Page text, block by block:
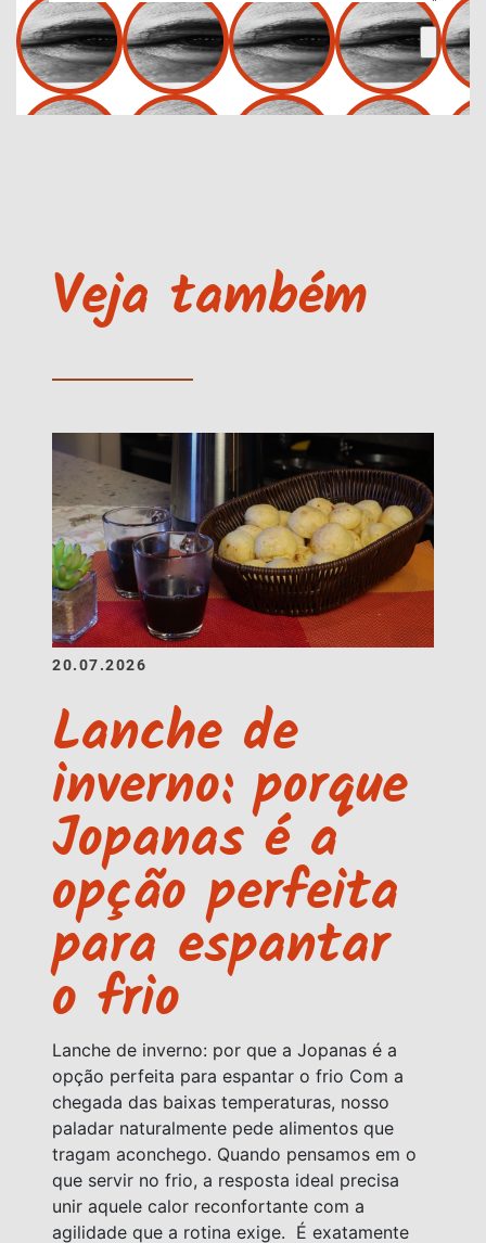
Veja também
20.07.2026
Lanche de
inverno: porque
Jopanas é a
opção perfeita
para espantar
o frio
Lanche de inverno: por que a Jopanas é a
opção perfeita para espantar o frio Com a
chegada das baixas temperaturas, nosso
paladar naturalmente pede alimentos que
tragam aconchego. Quando pensamos em o
que servir no frio, a resposta ideal precisa
unir aquele calor reconfortante com a
agilidade que a rotina exige. É exatamente